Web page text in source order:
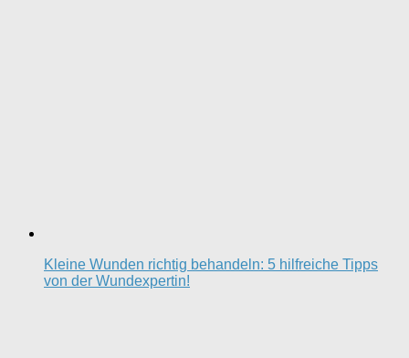
Kleine Wunden richtig behandeln: 5 hilfreiche Tipps
von der Wundexpertin!